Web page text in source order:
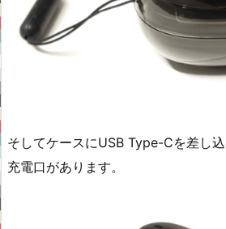
そしてケースにUSB Type-Cを差し込
充電口があります。